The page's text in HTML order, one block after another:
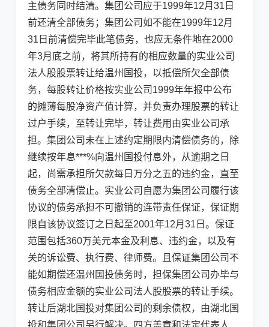
主债务同时结清。集团公司应于1999年12月31日
前还清全部债务；集团公司如不能在1999年12月
31日前清偿完毕此笔债务，也应无条件地在2000
年3月底之前，将其所持有的相应数量的实业公司
法人股股票转让给温州国投，以抵偿所欠全部债
务，每股转让价格按实业公司1999年年报中公布
的摊薄每股净资产值计算，并负责办理股票的转让
过户手续，至转让完毕，转让费用由实业公司承
担。集团公司未在上述约定期限内清偿债务的，除
继续按年息***%向温州国投付息外，从逾期之日
起，尚需承担所欠款每日万分之五的违约金，直至
债务全部清偿止。实业公司自愿为集团公司履行该
协议的债务承担不可撤销的连带责任保证，保证期
限自该协议签订之日起至2001年12月31日。保证
范围包括360万美元本金及利息、违约金，以及有
关的诉讼费、执行费、律师费。且保证集团公司不
能如期偿还温州国投债务时，担保集团公司办毕与
债务相应金额的实业公司法人股股票的转让手续。
转让后湖北国投对集团公司的剩余债权，由湖北国
投和集团公司另行解决。四方盖章和法定代表人